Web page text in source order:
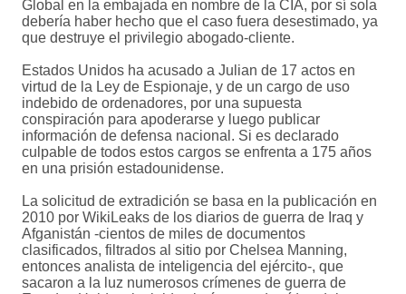
Global en la embajada en nombre de la CIA, por sí sola
debería haber hecho que el caso fuera desestimado, ya
que destruye el privilegio abogado-cliente.
Estados Unidos ha acusado a Julian de 17 actos en
virtud de la Ley de Espionaje, y de un cargo de uso
indebido de ordenadores, por una supuesta
conspiración para apoderarse y luego publicar
información de defensa nacional. Si es declarado
culpable de todos estos cargos se enfrenta a 175 años
en una prisión estadounidense.
La solicitud de extradición se basa en la publicación en
2010 por WikiLeaks de los diarios de guerra de Iraq y
Afganistán -cientos de miles de documentos
clasificados, filtrados al sitio por Chelsea Manning,
entonces analista de inteligencia del ejército-, que
sacaron a la luz numerosos crímenes de guerra de